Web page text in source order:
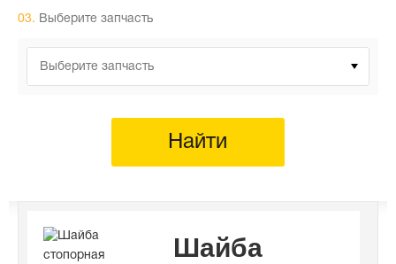
03. Выберите запчасть
Выберите запчасть
Найти
Шайба